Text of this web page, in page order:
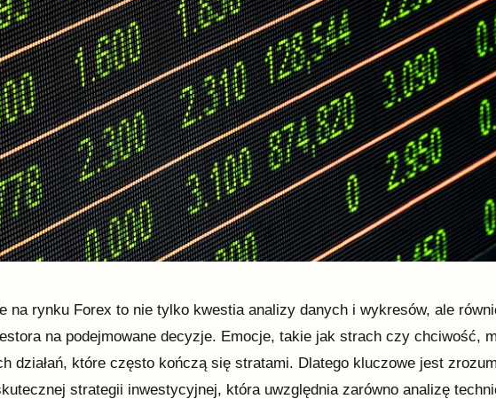
na rynku Forex to nie tylko kwestia analizy danych i wykresów, ale
na podejmowane decyzje. Emocje, takie jak strach czy chciwość,
działań, które często kończą się stratami. Dlatego kluczowe jest
strategii inwestycyjnej, która uwzględnia zarówno analizę